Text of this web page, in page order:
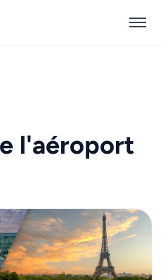
l'aéroport